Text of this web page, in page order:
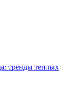
тренды теплых